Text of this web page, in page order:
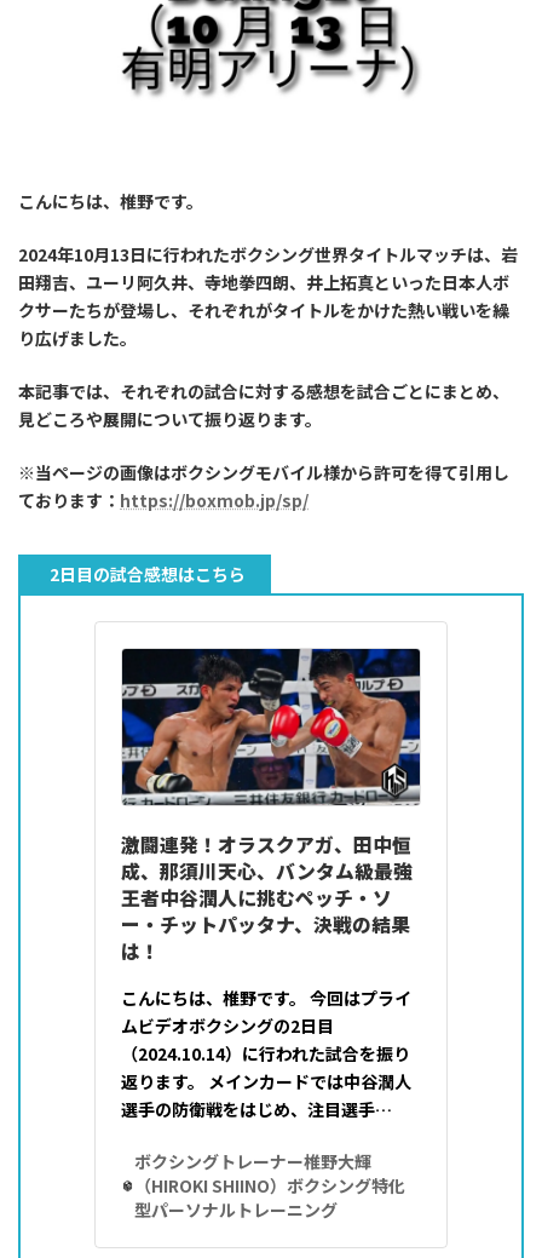
こんにちは、椎野です。
2024年10月13日に行われたボクシング世界タイトルマッチは、岩
田翔吉、ユーリ阿久井、寺地拳四朗、井上拓真といった日本人ボ
クサーたちが登場し、それぞれがタイトルをかけた熱い戦いを繰
り広げました。
本記事では、それぞれの試合に対する感想を試合ごとにまとめ、
見どころや展開について振り返ります。
※当ページの画像はボクシングモバイル様から許可を得て引用し
ております： https://boxmob.jp/sp/
2日目の試合感想はこちら
激闘連発！オラスクアガ、田中恒
成、那須川天心、バンタム級最強
王者中谷潤人に挑むペッチ・ソ
ー・チットパッタナ、決戦の結果
は！
こんにちは、椎野です。 今回はプライ
ムビデオボクシングの2日目
（2024.10.14）に行われた試合を振り
返ります。 メインカードでは中谷潤人
選手の防衛戦をはじめ、注目選手…
ボクシングトレーナー椎野大輝
（HIROKI SHIINO）ボクシング特化
型パーソナルトレーニング